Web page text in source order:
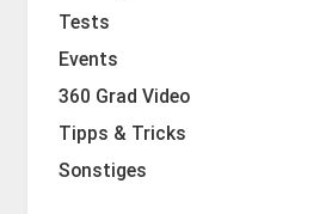
Tests
Events
360 Grad Video
Tipps & Tricks
Sonstiges